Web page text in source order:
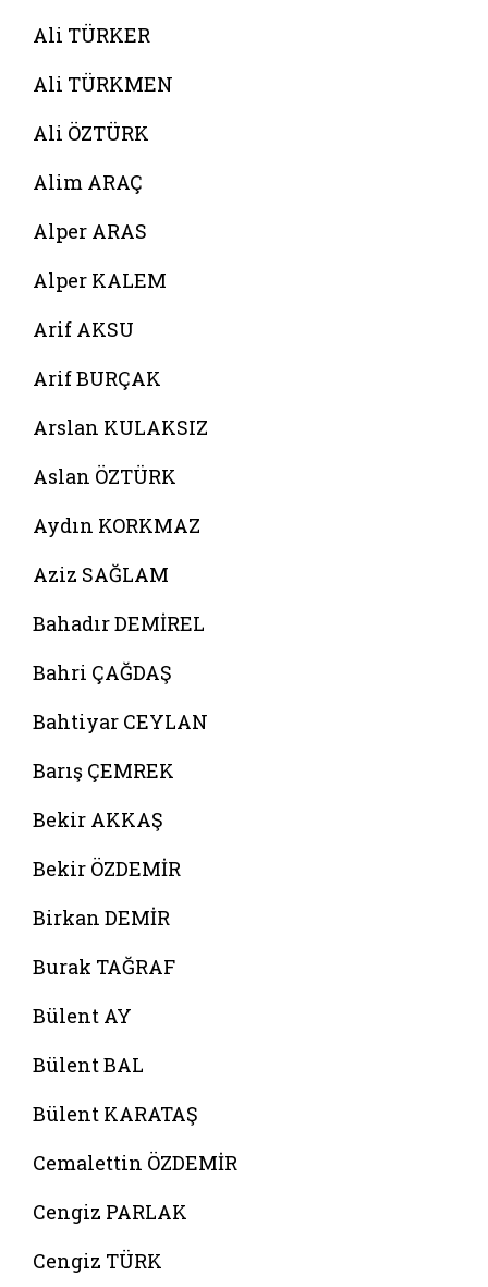
Ali TÜRKER
Ali TÜRKMEN
Ali ÖZTÜRK
Alim ARAÇ
Alper ARAS
Alper KALEM
Arif AKSU
Arif BURÇAK
Arslan KULAKSIZ
Aslan ÖZTÜRK
Aydın KORKMAZ
Aziz SAĞLAM
Bahadır DEMİREL
Bahri ÇAĞDAŞ
Bahtiyar CEYLAN
Barış ÇEMREK
Bekir AKKAŞ
Bekir ÖZDEMİR
Birkan DEMİR
Burak TAĞRAF
Bülent AY
Bülent BAL
Bülent KARATAŞ
Cemalettin ÖZDEMİR
Cengiz PARLAK
Cengiz TÜRK